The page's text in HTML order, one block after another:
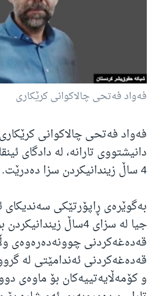
فەواد فەتحی چالاکوانی کرێکاری
فەواد فەتحی چالاکوانی
دانیشتووی تارانە، لە دادگای
4 ساڵ زیندانیکردن سزا دەدرێت.
بەگوێرەی ڕاپۆرتێکی سەندیکای
جیا لە سزای 4ساڵ
قەدەغەکردنی چوونەدەرەوەی
قەدەغەکردنی ئەندامێتی لە
و کۆمەڵایەتییەکان بۆ ماوەی